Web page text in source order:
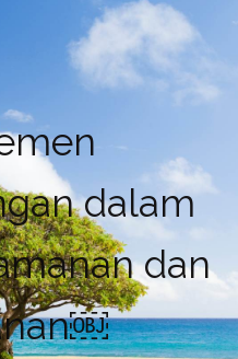
dalam
dan